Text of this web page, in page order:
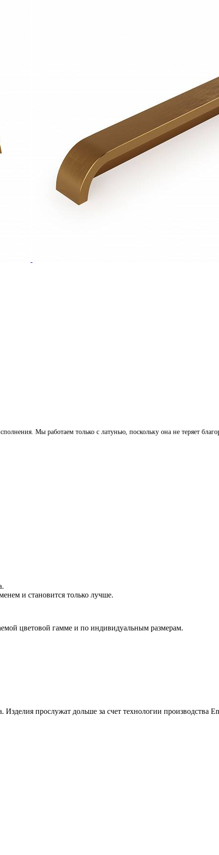
Мы работаем только с латунью, поскольку она не теряет
и становится только лучше.
цветовой гамме и по индивидуальным размерам.
прослужат дольше за счет технологии производства